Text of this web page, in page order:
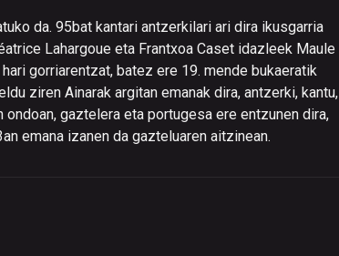
da. 95bat kantari antzerkilari ari dira ikusgarria
Lahargoue eta Frantxoa Caset idazleek Maule
gorriarentzat, batez ere 19. mende bukaeratik
ziren Ainarak argitan emanak dira, antzerki, kantu,
gaztelera eta portugesa ere entzunen dira,
emana izanen da gazteluaren aitzinean.